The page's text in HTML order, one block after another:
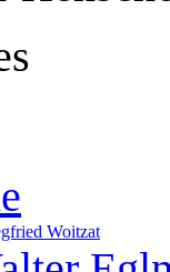
Woitzat